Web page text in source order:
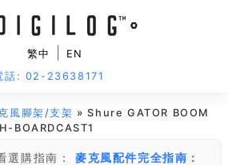
繁中
EN
話: 02-23638171
風腳架/支架 » Shure GATOR BOOM
BOARDCAST1
選購指南：
麥克風配件完全指南：